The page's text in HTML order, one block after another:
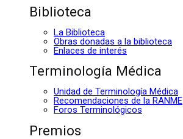
Biblioteca
La Biblioteca
Obras donadas a la biblioteca
Enlaces de interés
Terminología Médica
Unidad de Terminología Médica
Recomendaciones de la RANME
Foros Terminológicos
Premios